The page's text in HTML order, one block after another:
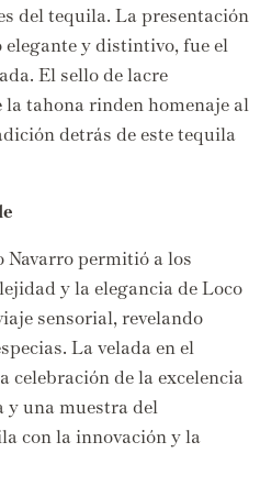
del tequila. La presentación
elegante y distintivo, fue el
El sello de lacre
tahona rinden homenaje al
detrás de este tequila
permitió a los
y la elegancia de Loco
sensorial, revelando
La velada en el
celebración de la excelencia
y una muestra del
con la innovación y la